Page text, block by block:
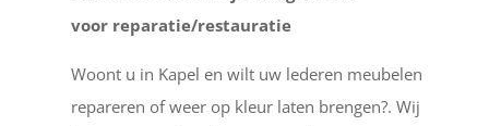
voor reparatie/restauratie
Woont u in Kapel en wilt uw lederen meubelen
repareren of weer op kleur laten brengen?. Wij